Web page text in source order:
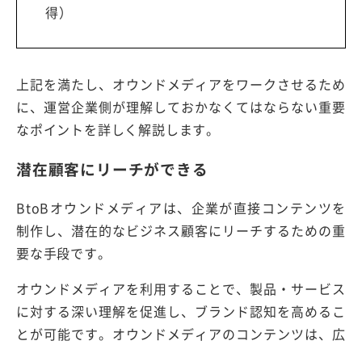
得）
上記を満たし、オウンドメディアをワークさせるため
に、運営企業側が理解しておかなくてはならない重要
なポイントを詳しく解説します。
潜在顧客にリーチができる
BtoBオウンドメディアは、企業が直接コンテンツを
制作し、潜在的なビジネス顧客にリーチするための重
要な手段です。
オウンドメディアを利用することで、製品・サービス
に対する深い理解を促進し、ブランド認知を高めるこ
とが可能です。オウンドメディアのコンテンツは、広